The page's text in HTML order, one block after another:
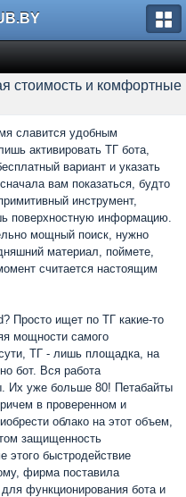
стоимость и комфортные
славится удобным
активировать ТГ бота,
вариант и указать
вам показаться, будто
инструмент,
поверхностную информацию.
мощный поиск, нужно
материал, поймете,
считается настоящим
Просто ищет по ТГ какие-то
мощности самого
ТГ - лишь площадка, на
бот. Вся работа
Их уже больше 80! Петабайты
в проверенном и
облако на этот объем,
защищенность
этого быстродействие
фирма поставила
функционирования бота и